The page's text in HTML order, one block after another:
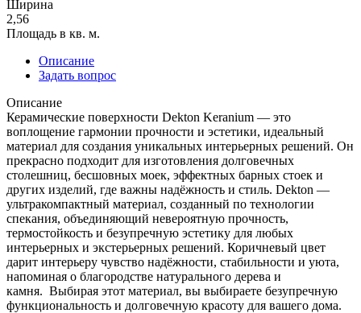
Ширина
2,56
Площадь в кв. м.
Описание
Задать вопрос
Описание
Керамические поверхности Dekton Keranium — это
воплощение гармонии прочности и эстетики, идеальный
материал для создания уникальных интерьерных решений. Он
прекрасно подходит для изготовления долговечных
столешниц, бесшовных моек, эффектных барных стоек и
других изделий, где важны надёжность и стиль. Dekton —
ультракомпактный материал, созданный по технологии
спекания, объединяющий невероятную прочность,
термостойкость и безупречную эстетику для любых
интерьерных и экстерьерных решений. Коричневый цвет
дарит интерьеру чувство надёжности, стабильности и уюта,
напоминая о благородстве натурального дерева и
камня. Выбирая этот материал, вы выбираете безупречную
функциональность и долговечную красоту для вашего дома.